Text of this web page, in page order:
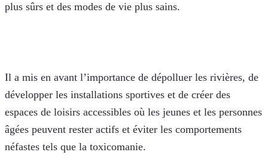
plus sûrs et des modes de vie plus sains.
Il a mis en avant l’importance de dépolluer les rivières, de
développer les installations sportives et de créer des
espaces de loisirs accessibles où les jeunes et les personnes
âgées peuvent rester actifs et éviter les comportements
néfastes tels que la toxicomanie.